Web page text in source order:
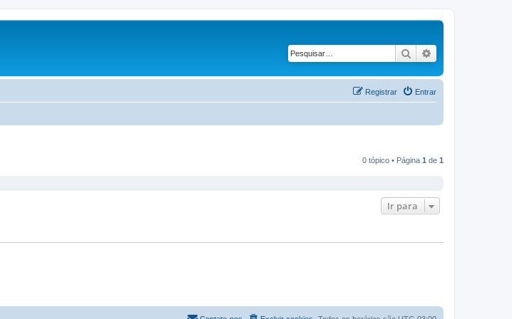
Pesquisar
Entrar
Registrar
0 tópico • Página 1 de 1
Ir para